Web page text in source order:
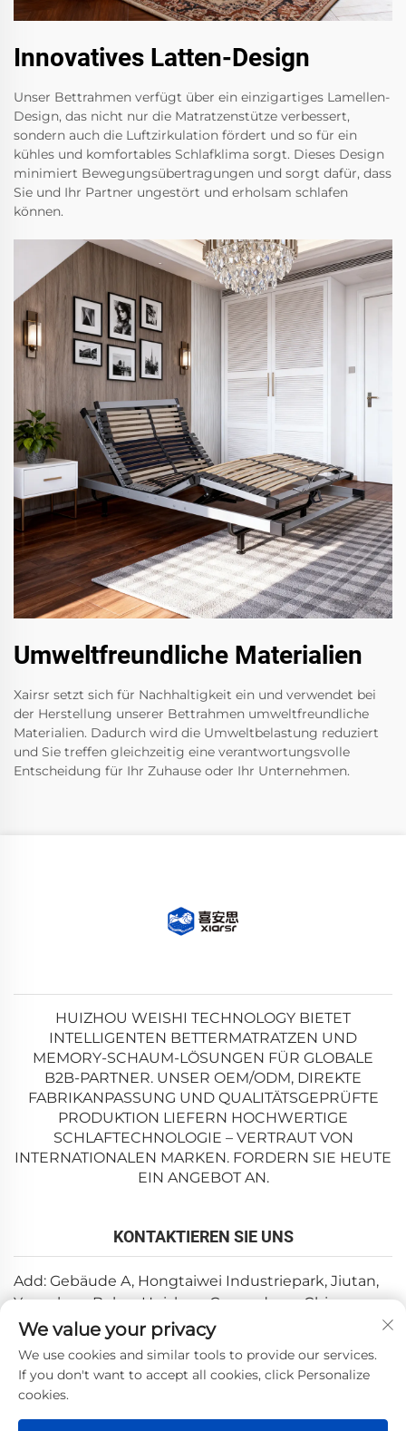
Innovatives Latten-Design
Unser Bettrahmen verfügt über ein einzigartiges Lamellen-
Design, das nicht nur die Matratzenstütze verbessert,
sondern auch die Luftzirkulation fördert und so für ein
kühles und komfortables Schlafklima sorgt. Dieses Design
minimiert Bewegungsübertragungen und sorgt dafür, dass
Sie und Ihr Partner ungestört und erholsam schlafen
können.
Umweltfreundliche Materialien
Xairsr setzt sich für Nachhaltigkeit ein und verwendet bei
der Herstellung unserer Bettrahmen umweltfreundliche
Materialien. Dadurch wird die Umweltbelastung reduziert
und Sie treffen gleichzeitig eine verantwortungsvolle
Entscheidung für Ihr Zuhause oder Ihr Unternehmen.
HUIZHOU WEISHI TECHNOLOGY BIETET
INTELLIGENTEN BETTERMATRATZEN UND
MEMORY-SCHAUM-LÖSUNGEN FÜR GLOBALE
B2B-PARTNER. UNSER OEM/ODM, DIREKTE
FABRIKANPASSUNG UND QUALITÄTSGEPRÜFTE
PRODUKTION LIEFERN HOCHWERTIGE
SCHLAFTECHNOLOGIE – VERTRAUT VON
INTERNATIONALEN MARKEN. FORDERN SIE HEUTE
EIN ANGEBOT AN.
KONTAKTIEREN SIE UNS
Add: Gebäude A, Hongtaiwei Industriepark, Jiutan,
Yuanzhou, Boluo, Huizhou, Guangdong, China
E-Mail:[email protected]
Tel.: +86-0752-6688646
We value your privacy
We use cookies and similar tools to provide our services.
If you don't want to accept all cookies, click Personalize
cookies.